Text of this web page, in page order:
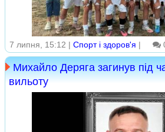
7 липня, 15:12 | Спорт і здоров'я |
Михайло Деряга загинув під
вильоту